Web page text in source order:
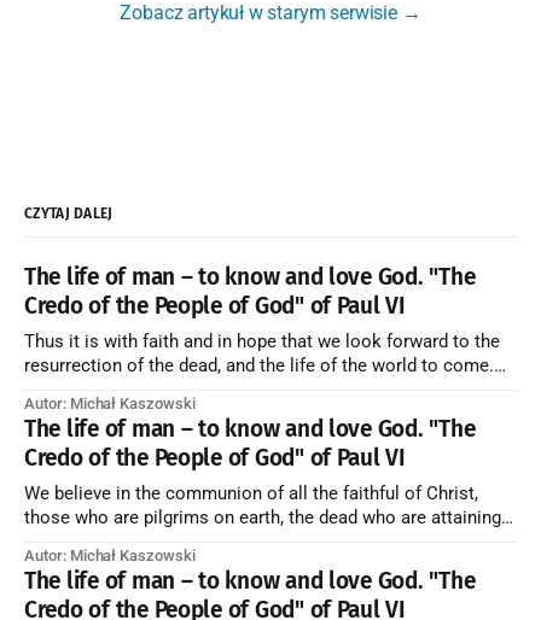
Zobacz artykuł w starym serwisie →
CZYTAJ DALEJ
The life of man – to know and love God. "The
Credo of the People of God" of Paul VI
Thus it is with faith and in hope that we look forward to the
resurrection of the dead, and the life of the world to come.
artykuł w starym serwisie →
Autor: Michał Kaszowski
The life of man – to know and love God. "The
Credo of the People of God" of Paul VI
We believe in the communion of all the faithful of Christ,
those who are pilgrims on earth, the dead who are attaining
forming one Church; and we believe that in this communion
the merciful love of God and His saints is
Autor: Michał Kaszowski
The life of man – to know and love God. "The
Credo of the People of God" of Paul VI